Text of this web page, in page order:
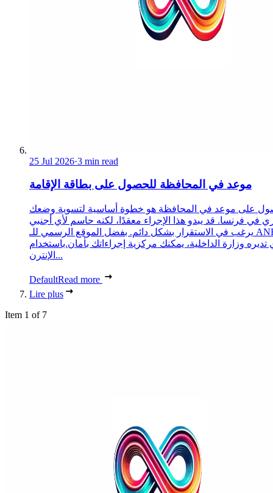
25 Jul 2026·3 min read
موعد في المحافظة للحصول على بطاقة الإقامة
على موعد في المحافظة هو خطوة أساسية لتسوية وضعك
في فرنسا. قد يبدو هذا الإجراء معقدًا، لكنه حاسم لأي أجنبي
يرغب في الاستقرار بشكل دائم. بفضل الموقع الرسمي للـ ANEF،
تديره وزارة الداخلية، يمكنك مركزية إجراءاتك بأمان.باستخدام
الإنترن...
DefaultRead more
Lire plus
Item 1 of 7